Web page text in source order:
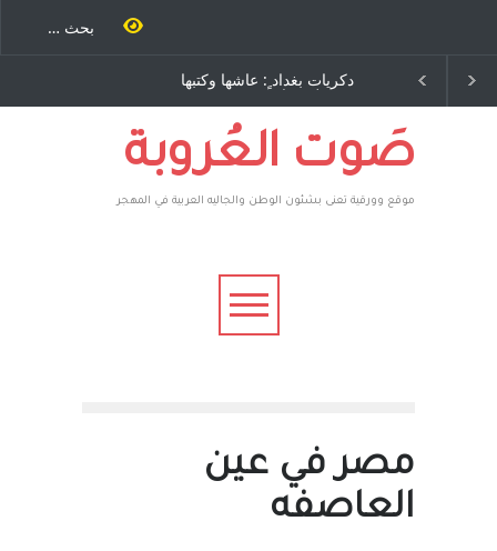
الاستيطان ومسلسل الخداع
المستمر - قلم : راسم عبيدات
دكريات بغداد ٍ: عاشها وكتبها
:وليد رباح – نيوجرسي –
الولايات المتحدة الامريكية
كتب
صَوت العُروبة
موقع وورقية تعنى بشئون الوطن والجاليه العربية في المهجر
مصر في عين
العاصفه